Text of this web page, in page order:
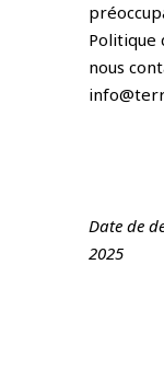
Politique
nous
Date de
2025